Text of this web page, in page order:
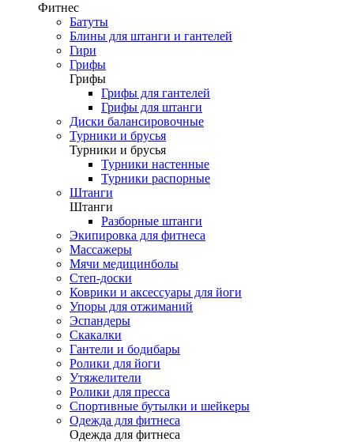
Фитнес
Батуты
Блины для штанги и гантелей
Гири
Грифы
Грифы
Грифы для гантелей
Грифы для штанги
Диски балансировочные
Турники и брусья
Турники и брусья
Турники настенные
Турники распорные
Штанги
Штанги
Разборные штанги
Экипировка для фитнеса
Массажеры
Мячи медицинболы
Степ-доски
Коврики и аксессуары для йоги
Упоры для отжиманий
Эспандеры
Скакалки
Гантели и бодибары
Ролики для йоги
Утяжелители
Ролики для пресса
Спортивные бутылки и шейкеры
Одежда для фитнеса
Одежда для фитнеса